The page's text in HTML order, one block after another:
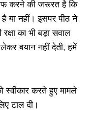
करने की जरूरत है कि
या नहीं। इसपर पीठ ने
का भी बड़ा सवाल
बयान नहीं देती, हमें
करते हुए मामले
टाल दी।